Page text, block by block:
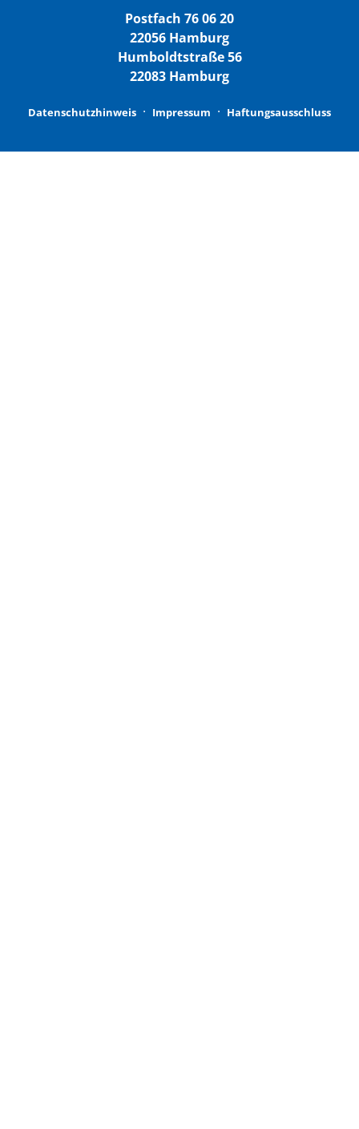
Postfach 76 06 20
22056 Hamburg
Humboldtstraße 56
22083 Hamburg
Datenschutzhinweis Impressum Haftungsausschluss